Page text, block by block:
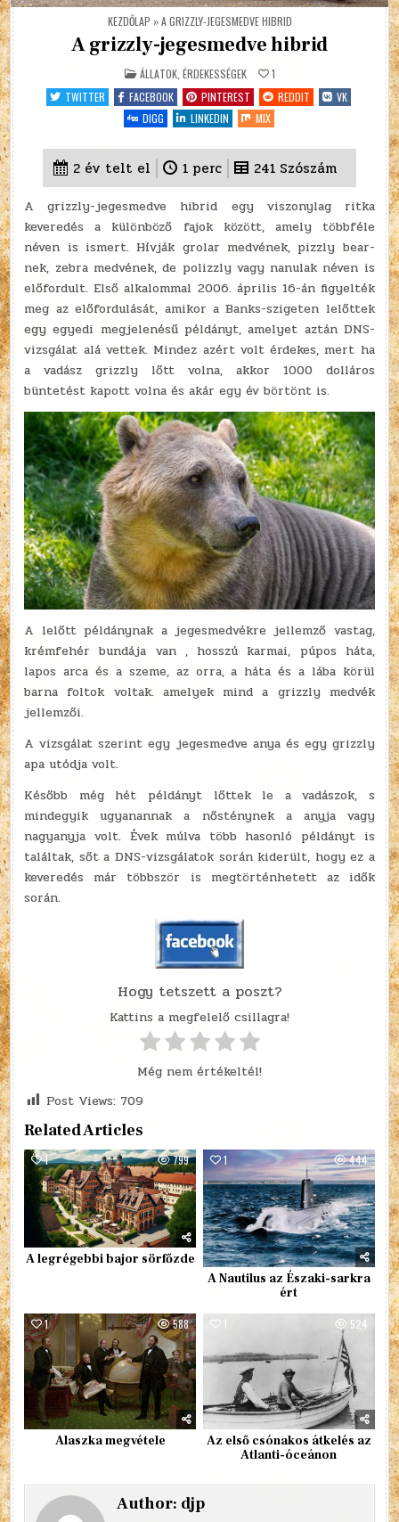
KEZDŐLAP »A GRIZZLY-JEGESMEDVE HIBRID
A grizzly-jegesmedve hibrid
POSTED
ÁLLATOK, ÉRDEKESSÉGEK
1
TWITTER
FACEBOOK PINTEREST REDDIT
VK
DIGG
LINKEDIN MIX
2 év telt el 1 perc 241 Szószám
A grizzly-jegesmedve hibrid egy viszonylag ritka
keveredés a különböző fajok között, amely többféle
néven is ismert. Hívják grolar medvének, pizzly bear-
nek, zebra medvének, de polizzly vagy nanulak néven is
előfordult. Első alkalommal 2006. április 16-án figyelték
meg az előfordulását, amikor a Banks-szigeten lelőttek
egy egyedi megjelenésű példányt, amelyet aztán DNS-
vizsgálat alá vettek. Mindez azért volt érdekes, mert ha
a vadász grizzly lőtt volna, akkor 1000 dolláros
büntetést kapott volna és akár egy év börtönt is.
A lelőtt példánynak a jegesmedvékre jellemző vastag,
krémfehér bundája van , hosszú karmai, púpos háta,
lapos arca és a szeme, az orra, a háta és a lába körül
barna foltok voltak. amelyek mind a grizzly medvék
jellemzői.
A vizsgálat szerint egy jegesmedve anya és egy grizzly
apa utódja volt.
Később még hét példányt lőttek le a vadászok, s
mindegyik ugyanannak a nősténynek a anyja vagy
nagyanyja volt. Évek múlva több hasonló példányt is
találtak, sőt a DNS-vizsgálatok során kiderült, hogy ez a
keveredés már többször is megtörténhetett az idők
során.
Hogy tetszett a poszt?
Kattins a megfelelő csillagra!
Még nem értékeltél!
Post Views: 709
Related Articles
1 799
A legrégebbi bajor sörfőzde
1 444
A Nautilus az Északi-sarkra
ért
1 588
Alaszka megvétele
1 524
Az első csónakos átkelés az
Atlanti-óceánon
Author: djp